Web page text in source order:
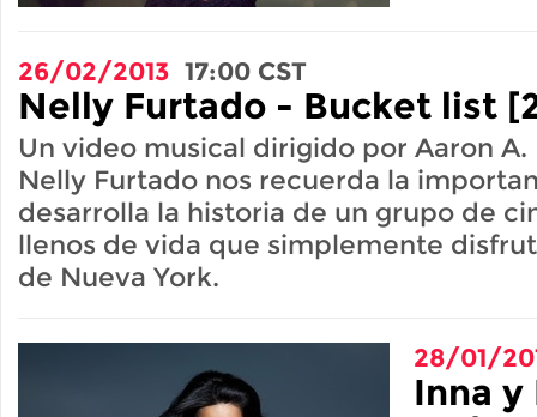
26/02/2013 17:00 CST
Nelly Furtado - Bucket list
Un video musical dirigido por Aaron
Nelly Furtado nos recuerda la
desarrolla la historia de un grupo de
llenos de vida que simplemente
de Nueva York.
28/01/
Inna y